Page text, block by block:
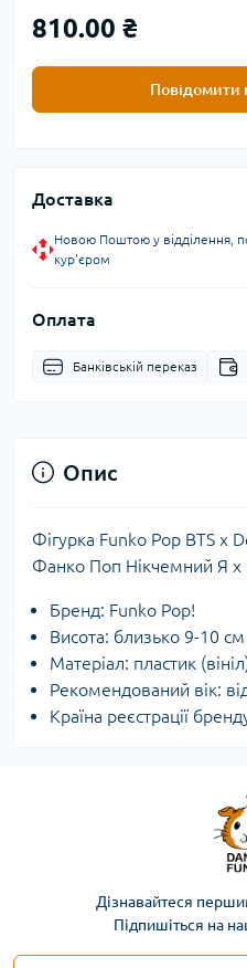
810.00 ₴
Повідомити
Доставка
Новою Поштою у відділення,
кур'єром
Оплата
Банківській переказ
Опис
Фігурка Funko Pop BTS x
Фанко Поп Нікчемний Я x
Бренд: Funko Pop!
Висота: близько 9-10 см
Матеріал: пластик
Рекомендований вік:
Країна реєстрації
Дізнавайтеся
Підпишіться на